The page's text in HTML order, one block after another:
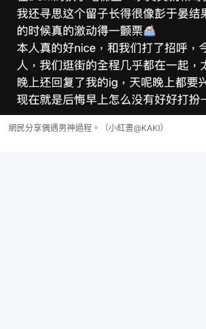
網民分享偶遇男神過程。（小紅書@KAKI）